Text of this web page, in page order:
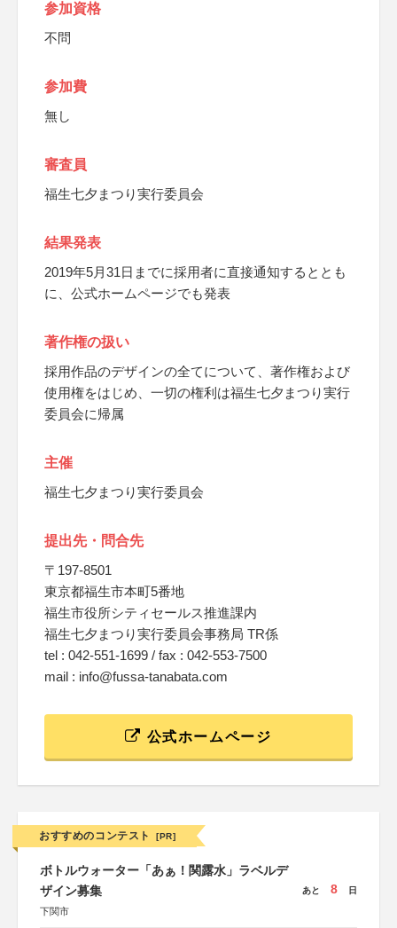
参加資格
不問
参加費
無し
審査員
福生七夕まつり実行委員会
結果発表
2019年5月31日までに採用者に直接通知するととも
に、公式ホームページでも発表
著作権の扱い
採用作品のデザインの全てについて、著作権および
使用権をはじめ、一切の権利は福生七夕まつり実行
委員会に帰属
主催
福生七夕まつり実行委員会
提出先・問合先
〒197-8501
東京都福生市本町5番地
福生市役所シティセールス推進課内
福生七夕まつり実行委員会事務局 TR係
tel : 042-551-1699 / fax : 042-553-7500
mail : info@fussa-tanabata.com
公式ホームページ
おすすめのコンテスト [PR]
ボトルウォーター「あぁ！関露水」ラベルデ
ザイン募集
下関市
あと 8 日